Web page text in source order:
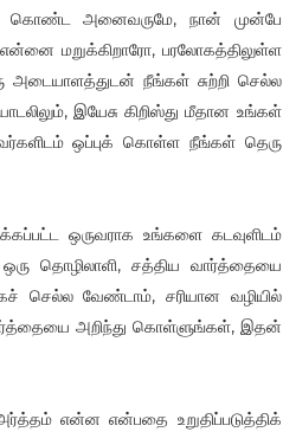
கொண்ட அனைவருமே, நான் முன்பே
மறுக்கிறாரோ, பரலோகத்திலுள்ள
அடையாளத்துடன் நீங்கள் சுற்றி செல்ல
இயேசு கிறிஸ்து மீதான உங்கள்
ஒப்புக் கொள்ள நீங்கள் தெரு
ஒருவராக உங்களை கடவுளிடம்
தொழிலாளி, சத்திய வார்த்தையை
செல்ல வேண்டாம், சரியான வழியில்
அறிந்து கொள்ளுங்கள், இதன்
என்ன என்பதை உறுதிப்படுத்திக்